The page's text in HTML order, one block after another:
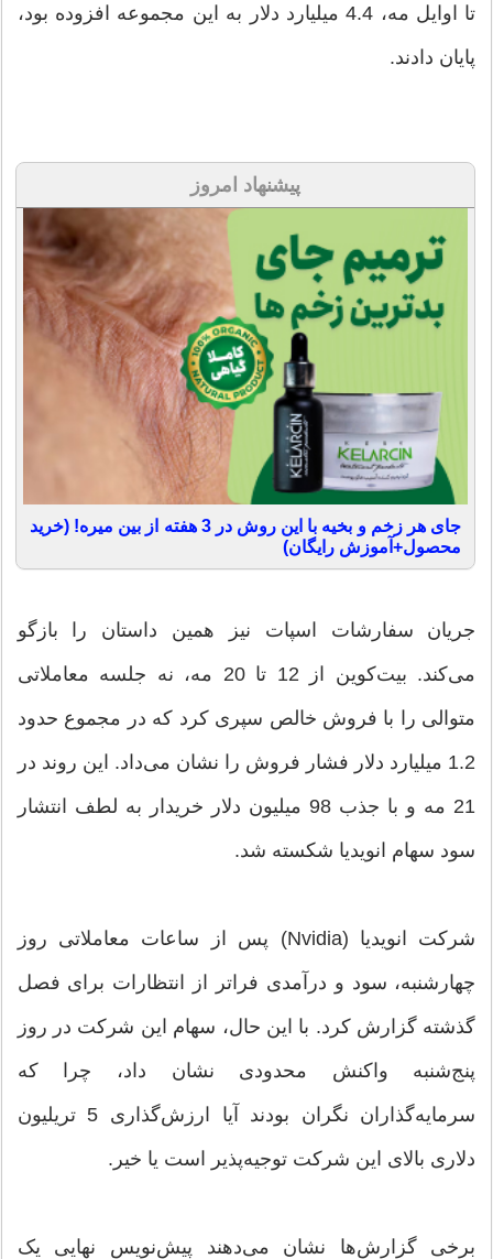
تا اوایل مه، 4.4 میلیارد دلار به این مجموعه افزوده بود،
پایان دادند.
پیشنهاد امروز
جای هر زخم و بخیه با این روش در 3 هفته از بین میره! (خرید
محصول+آموزش رایگان)
جریان سفارشات اسپات نیز همین داستان را بازگو
می‌کند. بیت‌کوین از 12 تا 20 مه، نه جلسه معاملاتی
متوالی را با فروش خالص سپری کرد که در مجموع حدود
1.2 میلیارد دلار فشار فروش را نشان می‌داد. این روند در
21 مه و با جذب 98 میلیون دلار خریدار به لطف انتشار
سود سهام انویدیا شکسته شد.
شرکت انویدیا (Nvidia) پس از ساعات معاملاتی روز
چهارشنبه، سود و درآمدی فراتر از انتظارات برای فصل
گذشته گزارش کرد. با این حال، سهام این شرکت در روز
پنج‌شنبه واکنش محدودی نشان داد، چرا که
سرمایه‌گذاران نگران بودند آیا ارزش‌گذاری 5 تریلیون
دلاری بالای این شرکت توجیه‌پذیر است یا خیر.
برخی گزارش‌ها نشان می‌دهند پیش‌نویس نهایی یک